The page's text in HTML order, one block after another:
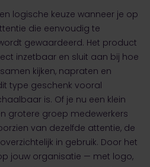
logische keuze wanneer je op
die eenvoudig te
gewaardeerd. Het product
inzetbaar en sluit aan bij hoe
kijken, napraten en
type geschenk vooral
is. Of je nu een klein
grotere groep medewerkers
van dezelfde attentie, de
in gebruik. Door het
jouw organisatie — met logo,